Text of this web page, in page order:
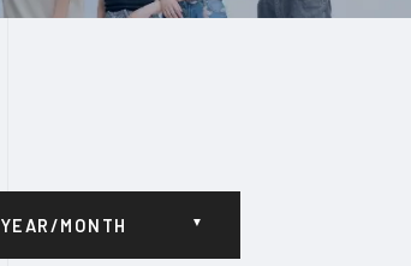
YEAR/MONTH